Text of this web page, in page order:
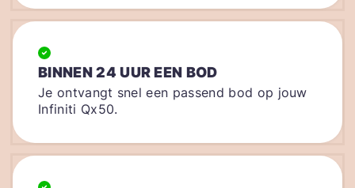
BINNEN 24 UUR EEN BOD
Je ontvangt snel een passend bod op jouw
Infiniti Qx50.